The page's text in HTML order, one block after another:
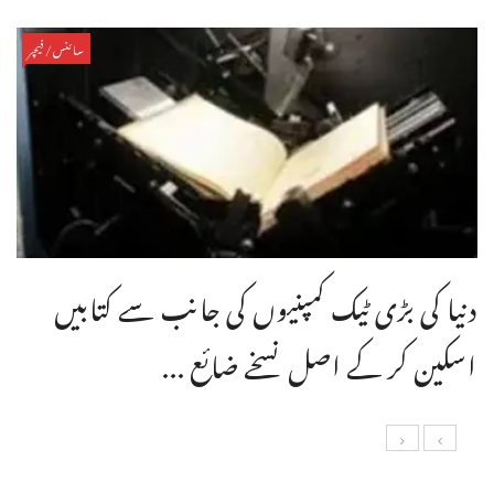
سائنس/فیچر
دنیا کی بڑی ٹیک کمپنیوں کی جانب سے کتابیں
اسکین کر کے اصل نسخے ضائع ...